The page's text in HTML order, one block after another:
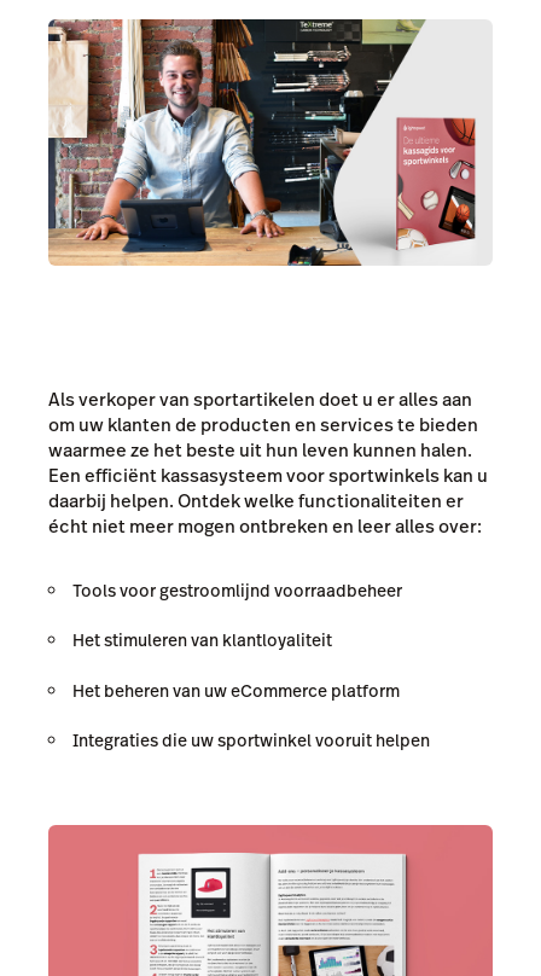
Als verkoper van sportartikelen doet u er alles aan
om uw klanten de producten en services te bieden
waarmee ze het beste uit hun leven kunnen halen.
Een efficiënt kassasysteem voor sportwinkels kan u
daarbij helpen. Ontdek welke functionaliteiten er
écht niet meer mogen ontbreken en leer alles over:
Tools voor gestroomlijnd voorraadbeheer
Het stimuleren van klantloyaliteit
Het beheren van uw eCommerce platform
Integraties die uw sportwinkel vooruit helpen